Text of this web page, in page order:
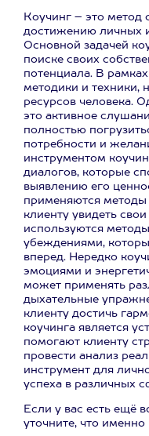
Коучинг – это метод
достижению личных
Основной задачей
поиске своих
потенциала. В
методики и техники,
ресурсов человека.
это активное
полностью
потребности и
инструментом
диалогов, которые
выявлению его
применяются методы
клиенту увидеть
используются
убеждениями,
вперед. Нередко
эмоциями и
может применять
дыхательные
клиенту достичь
коучинга является
помогают клиенту
провести анализ
инструмент для
успеха в различных
Если у вас есть ещё
уточните, что именно